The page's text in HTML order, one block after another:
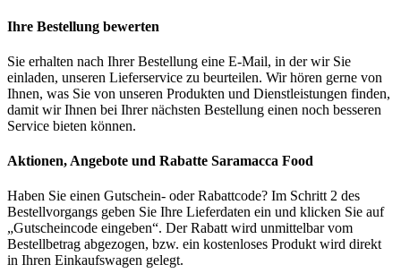
Ihre Bestellung bewerten
Sie erhalten nach Ihrer Bestellung eine E-Mail, in der wir Sie
einladen, unseren Lieferservice zu beurteilen. Wir hören gerne von
Ihnen, was Sie von unseren Produkten und Dienstleistungen finden,
damit wir Ihnen bei Ihrer nächsten Bestellung einen noch besseren
Service bieten können.
Aktionen, Angebote und Rabatte Saramacca Food
Haben Sie einen Gutschein- oder Rabattcode? Im Schritt 2 des
Bestellvorgangs geben Sie Ihre Lieferdaten ein und klicken Sie auf
„Gutscheincode eingeben“. Der Rabatt wird unmittelbar vom
Bestellbetrag abgezogen, bzw. ein kostenloses Produkt wird direkt
in Ihren Einkaufswagen gelegt.